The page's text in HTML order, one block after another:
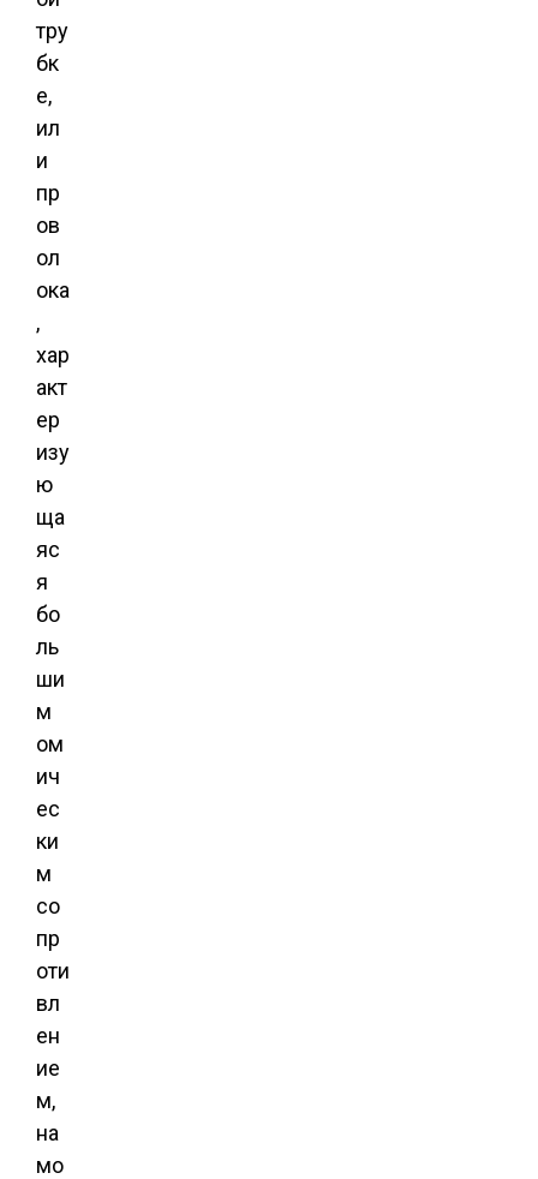
тру
бк
е,
ил
и
пр
ов
ол
ока
,
хар
акт
ер
изу
ю
ща
яс
я
бо
ль
ши
м
ом
ич
ес
ки
м
со
пр
оти
вл
ен
ие
м,
на
мо